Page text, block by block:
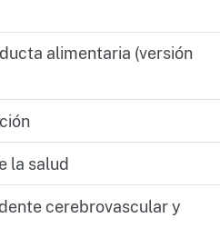
alimentaria (versión
la salud
cerebrovascular y